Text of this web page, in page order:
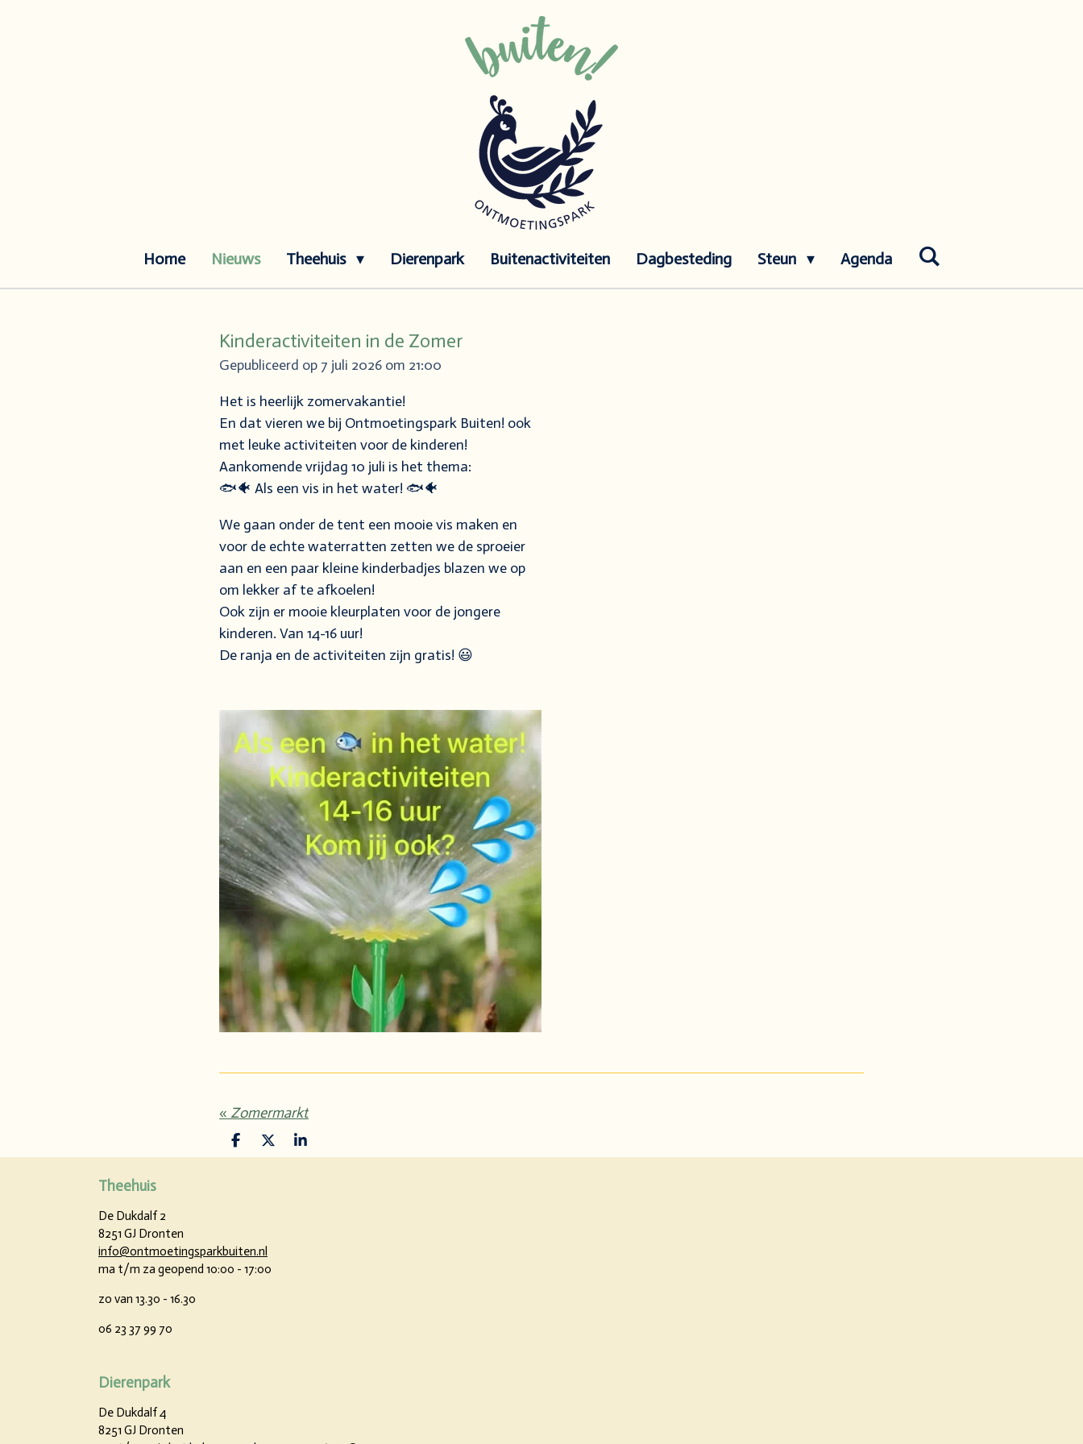
Home Nieuws Theehuis Dierenpark Buitenactiviteiten Dagbesteding Steun Agenda
Kinderactiviteiten in de Zomer
Gepubliceerd op 7 juli 2026 om 21:00
Het is heerlijk zomervakantie!
En dat vieren we bij Ontmoetingspark Buiten! ook
met leuke activiteiten voor de kinderen!
Aankomende vrijdag 10 juli is het thema:
🐟🐠 Als een vis in het water! 🐟🐠
We gaan onder de tent een mooie vis maken en
voor de echte waterratten zetten we de sproeier
aan en een paar kleine kinderbadjes blazen we op
om lekker af te afkoelen!
Ook zijn er mooie kleurplaten voor de jongere
kinderen. Van 14-16 uur!
De ranja en de activiteiten zijn gratis! 😃
« Zomermarkt
D
E
D
E
S
H
Theehuis
De Dukdalf 2
8251 GJ Dronten
info@ontmoetingsparkbuiten.nl
ma t/m za geopend 10:00 - 17:00
zo van 13.30 - 16.30
06 23 37 99 70
Dierenpark
De Dukdalf 4
8251 GJ Dronten